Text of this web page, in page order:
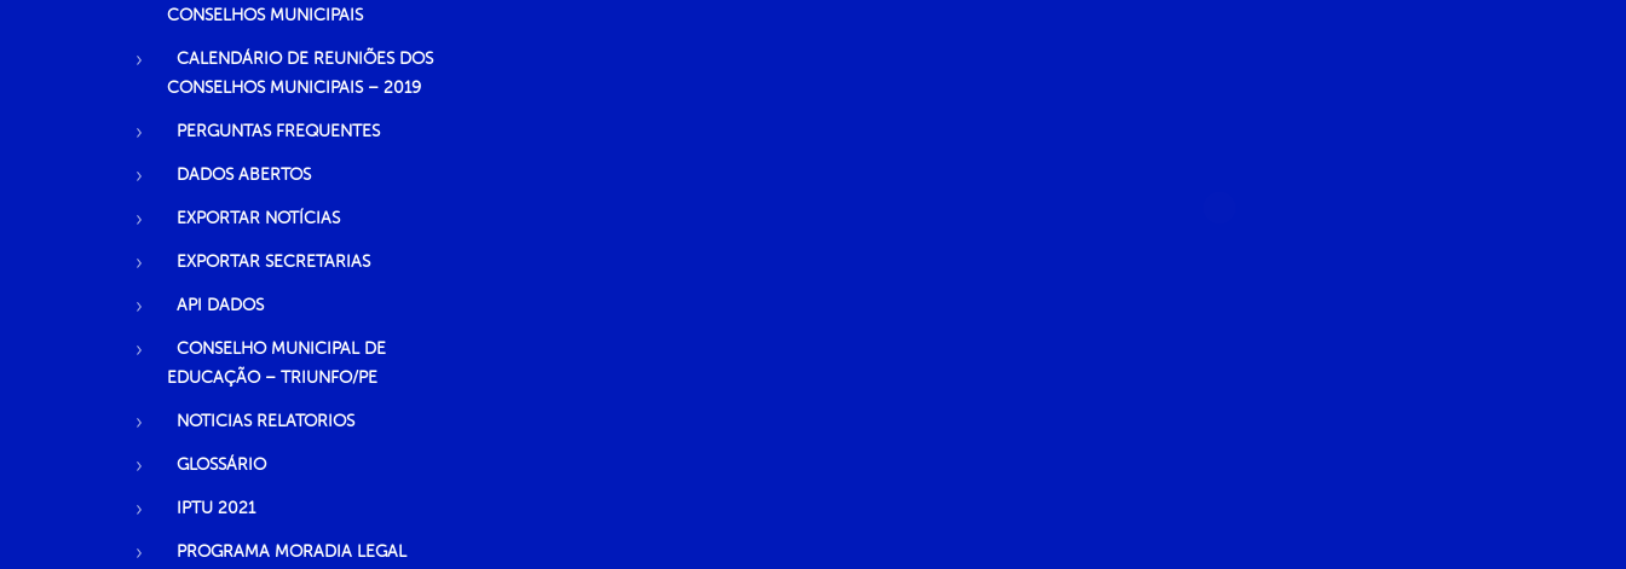
CONSELHOS MUNICIPAIS
CALENDÁRIO DE REUNIÕES DOS
CONSELHOS MUNICIPAIS – 2019
PERGUNTAS FREQUENTES
DADOS ABERTOS
EXPORTAR NOTÍCIAS
EXPORTAR SECRETARIAS
API DADOS
CONSELHO MUNICIPAL DE
EDUCAÇÃO – TRIUNFO/PE
NOTICIAS RELATORIOS
GLOSSÁRIO
IPTU 2021
PROGRAMA MORADIA LEGAL